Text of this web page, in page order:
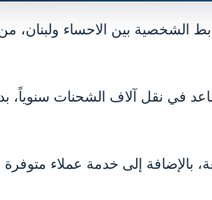
الشخصية بين الاحساء ولبنان،
حيث تساعد في نقل آلاف الشحنات